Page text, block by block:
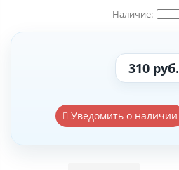
310 руб.
Уведомить о наличии